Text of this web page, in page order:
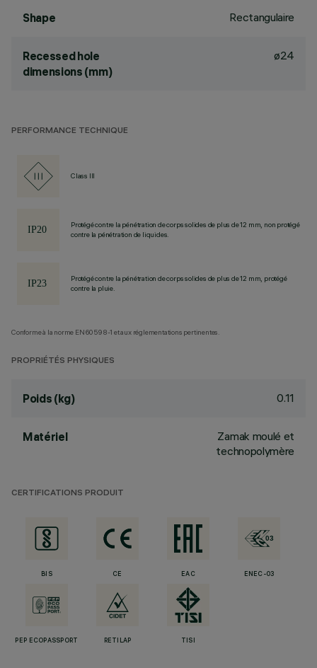
Shape Rectangulaire
Recessed hole
dimensions (mm)
ø24
PERFORMANCE TECHNIQUE
Class III
Protégé contre la pénétration de corps solides de plus de 12 mm, non protégé
contre la pénétration de liquides.
Protégé contre la pénétration de corps solides de plus de 12 mm, protégé
contre la pluie.
Conforme à la norme EN60598-1 et aux réglementations pertinentes.
PROPRIÉTÉS PHYSIQUES
Poids (kg) 0.11
Matériel
Zamak moulé et
technopolymère
CERTIFICATIONS PRODUIT
BIS CE EAC ENEC-03
PEP ECOPASSPORT RETILAP TISI